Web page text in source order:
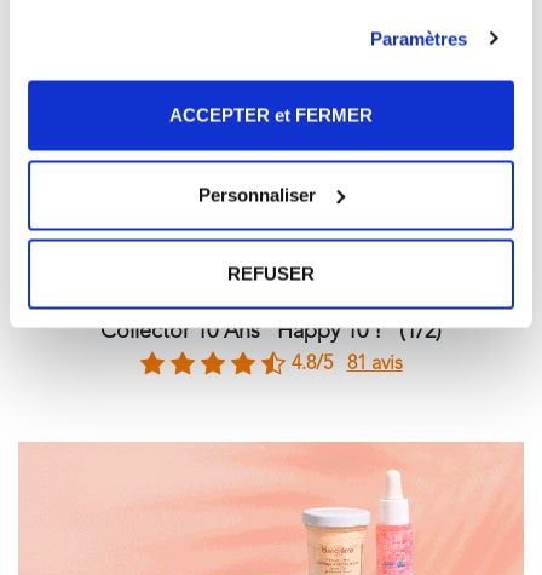
Paramètres
ACCEPTER et FERMER
Personnaliser
REFUSER
Collector 10 Ans "Happy 10 !" (1/2)
4.8/5 81 avis